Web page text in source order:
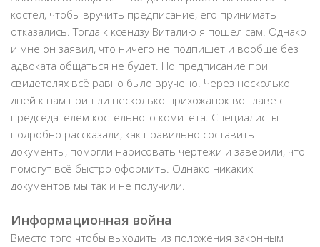
костёл, чтобы вручить предписание, его принимать
отказались. Тогда к ксендзу Виталию я пошел сам. Однако
и мне он заявил, что ничего не подпишет и вообще без
адвоката общаться не будет. Но предписание при
свидетелях всё равно было вручено. Через несколько
дней к нам пришли несколько прихожанок во главе с
председателем костёльного комитета. Специалисты
подробно рассказали, как правильно составить
документы, помогли нарисовать чертежи и заверили, что
помогут всё быстро оформить. Однако никаких
документов мы так и не получили.
Информационная война
Вместо того чтобы выходить из положения законным